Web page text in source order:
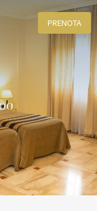
PRENOTA